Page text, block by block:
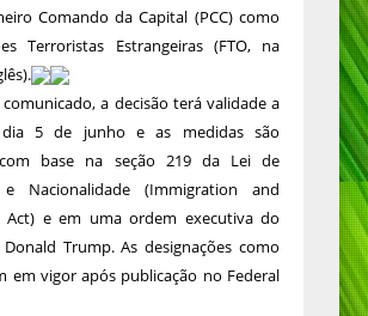
Comando da Capital (PCC) como
Terroristas Estrangeiras (FTO, na
a decisão terá validade a
5 de junho e as medidas são
base na seção 219 da Lei de
e Nacionalidade (Immigration and
Act) e em uma ordem executiva do
Trump. As designações como
em vigor após publicação no Federal